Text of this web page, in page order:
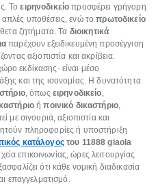
Τοειρηνοδικείο προσφέρει γρήγορη
απλές υποθέσεις, ενώ τοπρωτοδικείο
ζητήματα. Τα διοικητικά
παρέχουν εξειδικευμένη προσέγγιση
αξιοπιστία και ακρίβεια.
εκδίκασης· είναι μέσο
και της ισονομίας. Η δυνατότητα
, όπως ειρηνοδικείο,
ήποινικό δικαστήριο,
με σιγουριά, αξιοπιστία και
πληροφορίες ή υποστήριξη
κατάλογοςτου 11888 giaola
επικοινωνίας, ώρες λειτουργίας
ότι κάθε νομική διαδικασία
επαγγελματισμό.